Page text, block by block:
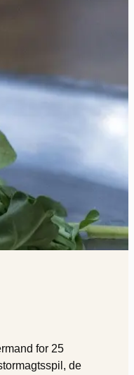
for 25
de